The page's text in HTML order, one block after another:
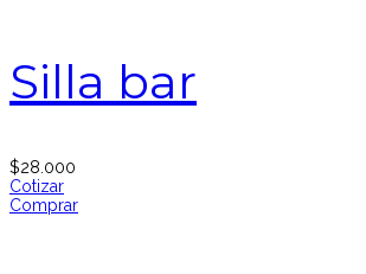
Silla bar
$28.000
Cotizar
Comprar